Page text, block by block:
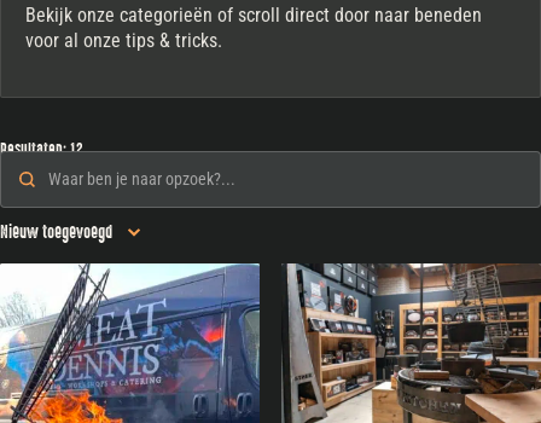
Bekijk onze categorieën of scroll direct door naar beneden
voor al onze tips & tricks.
Resultaten: 12
Sorteren
Sort content
Zoeken
Search content